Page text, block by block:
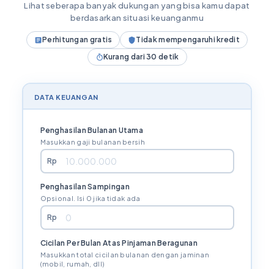
Lihat seberapa banyak dukungan yang bisa kamu dapat
berdasarkan situasi keuanganmu
Perhitungan gratis
Tidak mempengaruhi kredit
Kurang dari 30 detik
DATA KEUANGAN
Penghasilan Bulanan Utama
Masukkan gaji bulanan bersih
Rp
Penghasilan Sampingan
Opsional. Isi 0 jika tidak ada
Rp
Cicilan Per Bulan Atas Pinjaman Beragunan
Masukkan total cicilan bulanan dengan jaminan
(mobil, rumah, dll)